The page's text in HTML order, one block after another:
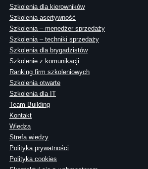
Szkolenia dla kierowników
Szkolenia asertywność
Szkolenia – menedżer sprzedaży
Szkolenia – techniki sprzedaży
Szkolenia dla brygadzistów
Szkolenie z komunikacji
Ranking firm szkoleniowych
Szkolenia otwarte
Szkolenia dla IT
Team Building
Kontakt
Wiedza
Strefa wiedzy
Polityka prywatności
Polityka cookies